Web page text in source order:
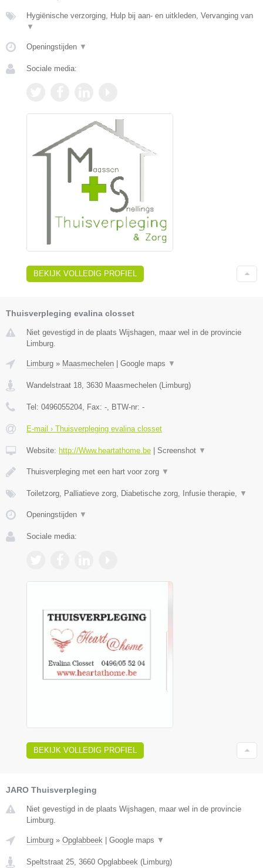
Hygiënische verzorging, Hulp bij aan- en uitkleden, Vervanging van
▼
Openingstijden ▼
Sociale media:
BEKIJK VOLLEDIG PROFIEL
Thuisverpleging evalina closset
Niet gevestigd in de plaats Wijshagen, maar wel in de provincie
Limburg.
Limburg » Maasmechelen Google maps ▼
Wandelstraat 18, 3630 Maasmechelen (Limburg)
Tel: 0496055204, Fax: -, BTW-nr: -
E-mail › Thuisverpleging evalina closset
Website: http://Www.heartathome.be Screenshot ▼
Thuisverpleging met een hart voor zorg ▼
Toiletzorg, Palliatieve zorg, Diabetische zorg, Infusie therapie, ▼
Openingstijden ▼
Sociale media:
BEKIJK VOLLEDIG PROFIEL
JARO Thuisverpleging
Niet gevestigd in de plaats Wijshagen, maar wel in de provincie
Limburg.
Limburg » Opglabbeek Google maps ▼
Speltstraat 25, 3660 Opglabbeek (Limburg)